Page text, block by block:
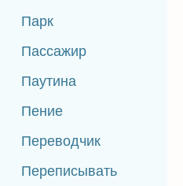
Парк
Пассажир
Паутина
Пение
Переводчик
Переписывать